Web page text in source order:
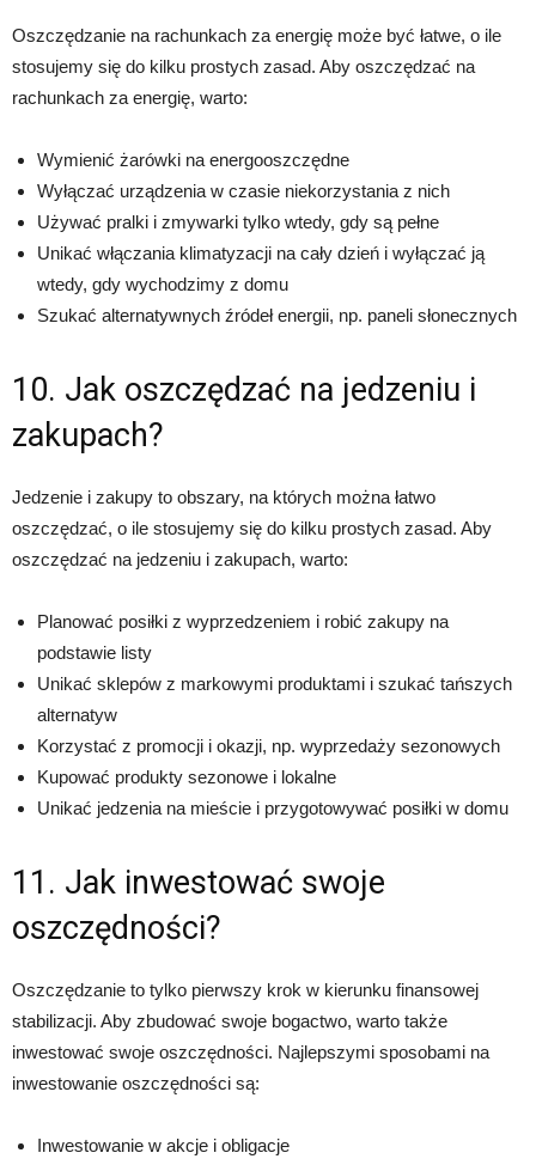
Oszczędzanie na rachunkach za energię może być łatwe, o ile
stosujemy się do kilku prostych zasad. Aby oszczędzać na
rachunkach za energię, warto:
Wymienić żarówki na energooszczędne
Wyłączać urządzenia w czasie niekorzystania z nich
Używać pralki i zmywarki tylko wtedy, gdy są pełne
Unikać włączania klimatyzacji na cały dzień i wyłączać ją
wtedy, gdy wychodzimy z domu
Szukać alternatywnych źródeł energii, np. paneli słonecznych
10. Jak oszczędzać na jedzeniu i
zakupach?
Jedzenie i zakupy to obszary, na których można łatwo
oszczędzać, o ile stosujemy się do kilku prostych zasad. Aby
oszczędzać na jedzeniu i zakupach, warto:
Planować posiłki z wyprzedzeniem i robić zakupy na
podstawie listy
Unikać sklepów z markowymi produktami i szukać tańszych
alternatyw
Korzystać z promocji i okazji, np. wyprzedaży sezonowych
Kupować produkty sezonowe i lokalne
Unikać jedzenia na mieście i przygotowywać posiłki w domu
11. Jak inwestować swoje
oszczędności?
Oszczędzanie to tylko pierwszy krok w kierunku finansowej
stabilizacji. Aby zbudować swoje bogactwo, warto także
inwestować swoje oszczędności. Najlepszymi sposobami na
inwestowanie oszczędności są:
Inwestowanie w akcje i obligacje